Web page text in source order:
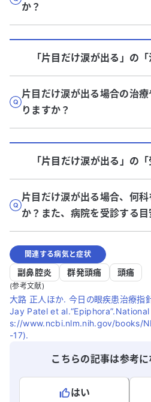
か？
「片目だけ涙が出る」 の「
片目だけ涙が出る場合の治
りますか？
「片目だけ涙が出る」 の「
片目だけ涙が出る場合、何
か？また、病院を受診する目
関連する病気と症状
副鼻腔炎 群発頭痛 頭痛
(参考文献)
大路 正人ほか. 今日の眼疾患治療
Jay Patel et
s://www.ncbi.nlm.nih.gov/books/
-17).
こちらの記事は参考
はい